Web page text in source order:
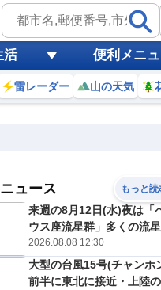
活 便利メニ
雷レーダー 山の天気
5
ミリ
6
0ミリ
7
0ミリ
8
0ミ
ュース もっと読
来週の8月12日(水)夜は「
ウス座流星群」多くの流
2026.08.08 12:30
大型の台風15号(チャン
前半に東北に接近・上陸